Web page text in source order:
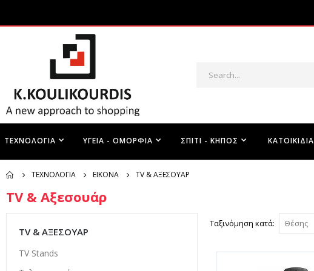
ΚΑΤΟΙΚΊΔΙΑ
ΤΕΧΝΟΛΟΓΊΑ ΥΓΕΊΑ - ΟΜΟΡΦΙΆ ΣΠΊΤΙ - ΚΉΠΟΣ
ΤΕΧΝΟΛΟΓΊΑ ΕΙΚΌΝΑ TV & ΑΞΕΣΟΥΆΡ
TV & Αξεσουάρ
Ταξινόμηση κατά
TV & ΑΞΕΣΟΥΆΡ
TV Stands